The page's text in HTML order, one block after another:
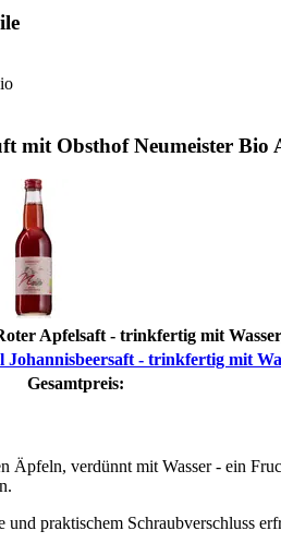
mit Obsthof Neumeister
Apfelsaft - trinkfertig mit
Johannisbeersaft - trinkfertig mit
Gesamtpreis:
Äpfeln, verdünnt mit Wasser - ein
praktischem Schraubverschluss